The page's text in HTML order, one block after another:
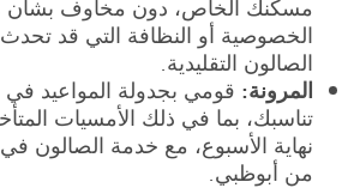
مسكنك الخاص، دون مخاوف
الخصوصية أو النظافة التي قد
الصالون التقليدية.
المرونة: قومي بجدولة المواعيد في
تناسبك، بما في ذلك الأمسيات
نهاية الأسبوع، مع خدمة الصالون
من أبوظبي.